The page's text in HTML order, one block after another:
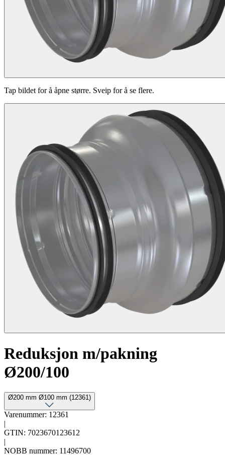
Tap bildet for å åpne større. Sveip for å se flere.
Reduksjon m/pakning
Ø200/100
Ø200 mm Ø100 mm (12361)
Varenummer: 12361
|
GTIN: 7023670123612
|
NOBB nummer: 11496700